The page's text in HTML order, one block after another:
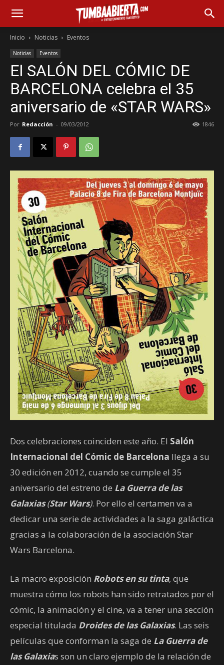
Inicio Noticias Eventos
Noticias Eventos
El SALÓN DEL CÓMIC DE
BARCELONA celebra el 35
aniversario de «STAR WARS»
Por Redacción - 09/03/2012 1846
Dos celebraciones coinciden este año. El Salón
Internacional del Cómic de Barcelona llega a su
30 edición en 2012, cuando se cumple el 35
aniversario del estreno de La Guerra de las
Galaxias(Star Wars). Por ello el certamen va a
dedicar una serie de actividades a la saga galáctica
gracias a la colaboración de la asociación Star
Wars Barcelona.
La macro exposición Robots en su tinta, que
muestra cómo los robots han sido retratados por el
cómic, la animación y el cine, va a tener una sección
especial titulada Droides de las Galaxias. Las seis
películas que conforman la saga de La Guerra de
las Galaxias son un claro ejemplo de la relación de